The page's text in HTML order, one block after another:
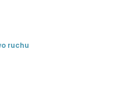
ruchu